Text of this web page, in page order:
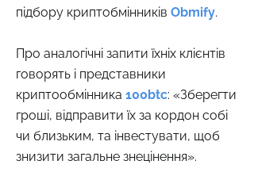
підбору криптобмінників Obmify.
Про аналогічні запити їхніх клієнтів
говорять і представники
криптообмінника 100btc: «Зберегти
гроші, відправити їх за кордон собі
чи близьким, та інвестувати, щоб
знизити загальне знецінення».